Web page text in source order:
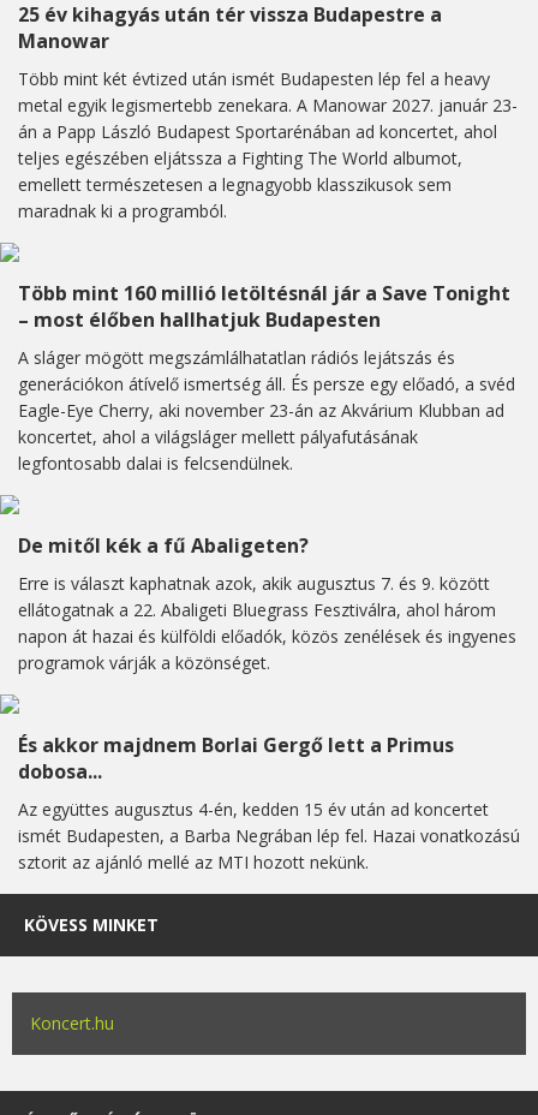
25 év kihagyás után tér vissza Budapestre a
Manowar
Több mint két évtized után ismét Budapesten lép fel a heavy
metal egyik legismertebb zenekara. A Manowar 2027. január 23-
án a Papp László Budapest Sportarénában ad koncertet, ahol
teljes egészében eljátssza a Fighting The World albumot,
emellett természetesen a legnagyobb klasszikusok sem
maradnak ki a programból.
Több mint 160 millió letöltésnál jár a Save Tonight
– most élőben hallhatjuk Budapesten
A sláger mögött megszámlálhatatlan rádiós lejátszás és
generációkon átívelő ismertség áll. És persze egy előadó, a svéd
Eagle-Eye Cherry, aki november 23-án az Akvárium Klubban ad
koncertet, ahol a világsláger mellett pályafutásának
legfontosabb dalai is felcsendülnek.
De mitől kék a fű Abaligeten?
Erre is választ kaphatnak azok, akik augusztus 7. és 9. között
ellátogatnak a 22. Abaligeti Bluegrass Fesztiválra, ahol három
napon át hazai és külföldi előadók, közös zenélések és ingyenes
programok várják a közönséget.
És akkor majdnem Borlai Gergő lett a Primus
dobosa...
Az együttes augusztus 4-én, kedden 15 év után ad koncertet
ismét Budapesten, a Barba Negrában lép fel. Hazai vonatkozású
sztorit az ajánló mellé az MTI hozott nekünk.
KÖVESS MINKET
Koncert.hu